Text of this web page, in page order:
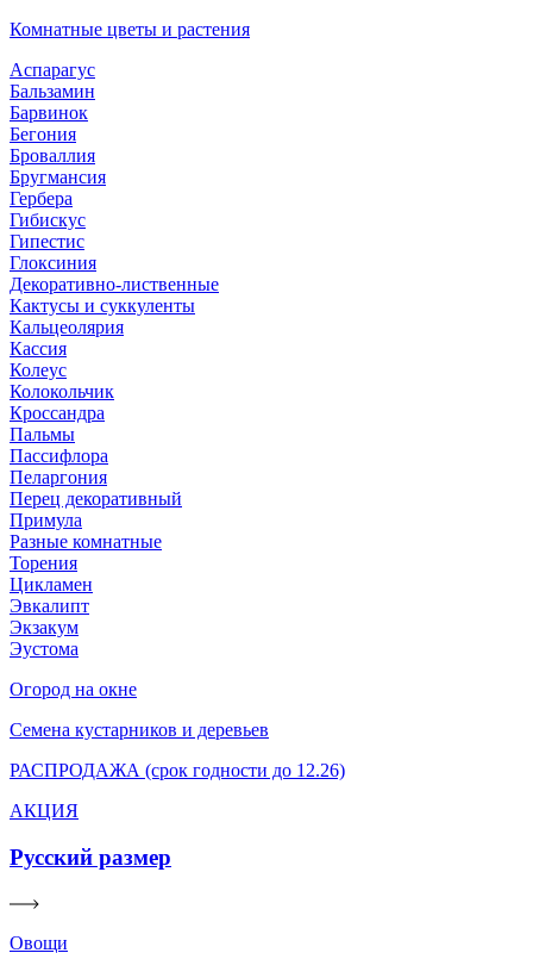
Комнатные цветы и растения
Аспарагус
Бальзамин
Барвинок
Бегония
Броваллия
Бругмансия
Гербера
Гибискус
Гипестис
Глоксиния
Декоративно-лиственные
Кактусы и суккуленты
Кальцеолярия
Кассия
Колеус
Колокольчик
Кроссандра
Пальмы
Пассифлора
Пеларгония
Перец декоративный
Примула
Разные комнатные
Торения
Цикламен
Эвкалипт
Экзакум
Эустома
Огород на окне
Семена кустарников и деревьев
РАСПРОДАЖА (срок годности до 12.26)
АКЦИЯ
Русский размер
Овощи